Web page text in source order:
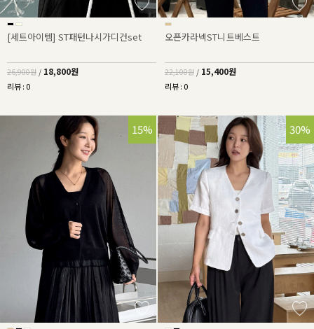
[세트아이템] ST패턴나시가디건set
26,900원 / 18,800원
리뷰 : 0
오픈카라넥ST니트베스트
22,100원 / 15,400원
리뷰 : 0
15% 30%